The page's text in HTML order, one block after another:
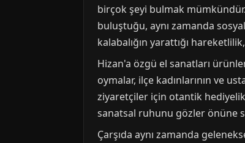
birçok şeyi bulmak
buluştuğu, aynı zamanda
kalabalığın yarattığı
Hizan'a özgü el sanatları
oymalar, ilçe kadınlarının ve
ziyaretçiler için otantik
sanatsal ruhunu gözler önüne
Çarşıda aynı zamanda